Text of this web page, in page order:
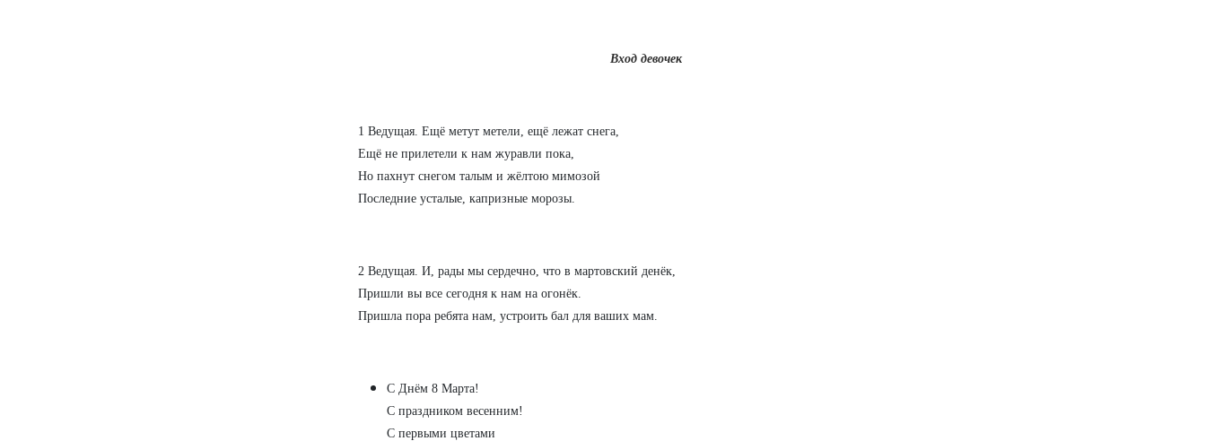
Вход девочек
1 Ведущая. Ещё метут метели, ещё лежат снега,
Ещё не прилетели к нам журавли пока,
Но пахнут снегом талым и жёлтою мимозой
Последние усталые, капризные морозы.
2 Ведущая. И, рады мы сердечно, что в мартовский денёк,
Пришли вы все сегодня к нам на огонёк.
Пришла пора ребята нам, устроить бал для ваших мам.
С Днём 8 Марта!
С праздником весенним!
С первыми цветами